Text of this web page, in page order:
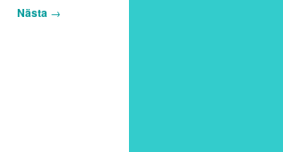
Nästa →